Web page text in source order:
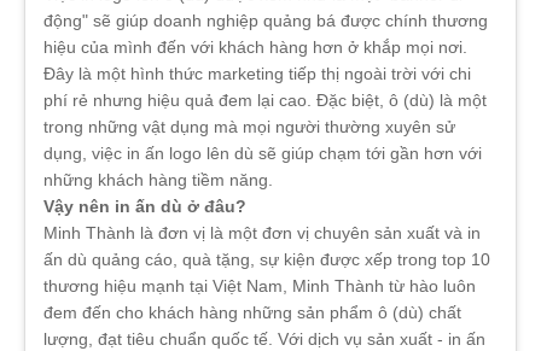
động" sẽ giúp doanh nghiệp quảng bá được chính thương
hiệu của mình đến với khách hàng hơn ở khắp mọi nơi.
Đây là một hình thức marketing tiếp thị ngoài trời với chi
phí rẻ nhưng hiệu quả đem lại cao. Đặc biệt, ô (dù) là một
trong những vật dụng mà mọi người thường xuyên sử
dụng, việc in ấn logo lên dù sẽ giúp chạm tới gần hơn với
những khách hàng tiềm năng.
Vậy nên in ấn dù ở đâu?
Minh Thành là đơn vị là một đơn vị chuyên sản xuất và in
ấn dù quảng cáo, quà tặng, sự kiện được xếp trong top 10
thương hiệu mạnh tại Việt Nam, Minh Thành từ hào luôn
đem đến cho khách hàng những sản phẩm ô (dù) chất
lượng, đạt tiêu chuẩn quốc tế. Với dịch vụ sản xuất - in ấn